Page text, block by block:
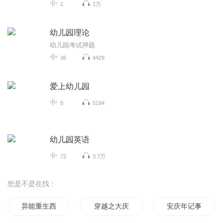
1 1万
幼儿园理论
幼儿园考试押题
36 4429
爱上幼儿园
8 5194
幼儿园英语
72 3.7万
您是不是在找：
异能重生西门庆 穿越之大庆帝国 安庆年记事